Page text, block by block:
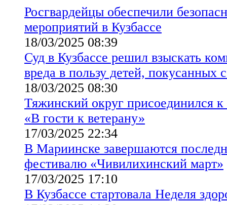
Росгвардейцы обеспечили
мероприятий в Кузбассе
18/03/2025 08:39
Суд в Кузбассе решил взыскать
вреда в пользу детей, покусанных
18/03/2025 08:30
Тяжинский округ присоединился
«В гости к ветерану»
17/03/2025 22:34
В Мариинске завершаются
фестивалю «Чивилихинский март»
17/03/2025 17:10
В Кузбассе стартовала Неделя